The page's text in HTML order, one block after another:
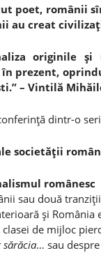
poet, românii
au creat
originile şi
prezent,
– Vintilă
dintr-o
societăţii
românesc
sau două
şi
clasei de mijloc
… sau